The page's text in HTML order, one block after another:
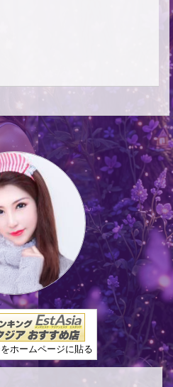
ホームページに貼る